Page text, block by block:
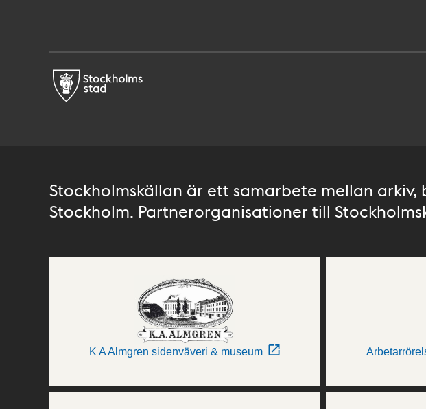
Stockholmskällan är ett samarbete mellan arkiv,
Stockholm. Partnerorganisationer till
K A Almgren sidenväveri & museum